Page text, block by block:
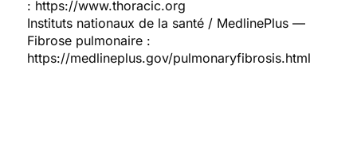
: https://www.thoracic.org
Instituts nationaux de la santé / MedlinePlus —
Fibrose pulmonaire :
https://medlineplus.gov/pulmonaryfibrosis.html